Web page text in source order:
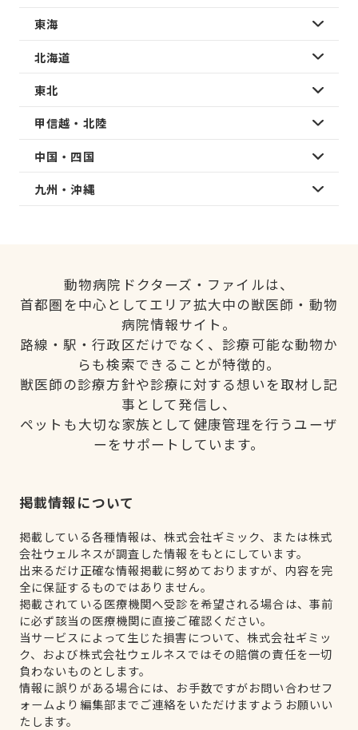
東海
北海道
東北
甲信越・北陸
中国・四国
九州・沖縄
動物病院ドクターズ・ファイルは、
首都圏を中心としてエリア拡大中の獣医師・動物
病院情報サイト。
路線・駅・行政区だけでなく、診療可能な動物か
らも検索できることが特徴的。
獣医師の診療方針や診療に対する想いを取材し記
事として発信し、
ペットも大切な家族として健康管理を行うユーザ
ーをサポートしています。
掲載情報について
掲載している各種情報は、株式会社ギミック、または株式
会社ウェルネスが調査した情報をもとにしています。
出来るだけ正確な情報掲載に努めておりますが、内容を完
全に保証するものではありません。
掲載されている医療機関へ受診を希望される場合は、事前
に必ず該当の医療機関に直接ご確認ください。
当サービスによって生じた損害について、株式会社ギミッ
ク、および株式会社ウェルネスではその賠償の責任を一切
負わないものとします。
情報に誤りがある場合には、お手数ですがお問い合わせフ
ォームより編集部までご連絡をいただけますようお願いい
たします。